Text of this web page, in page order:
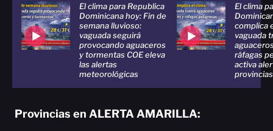
El clima para Republica
Dominicana hoy: Fin de
semana lluvioso:
vaguada seguirá
provocando aguaceros
y tormentas COE eleva
las alertas
meteorológicas
El clima
complica
vaguada
ráfagas
activa
provincias
Provincias en ALERTA AMARILLA: